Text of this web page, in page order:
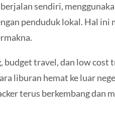
sendiri,
penduduk lokal. Hal ini
travel, dan low cost
liburan hemat ke luar
terus berkembang dan